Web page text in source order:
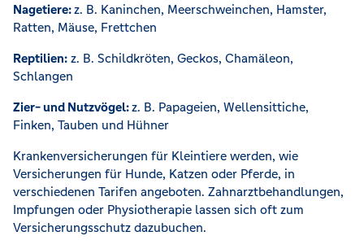
Nagetiere:z. B. Kaninchen, Meerschweinchen, Hamster,
Ratten, Mäuse, Frettchen
Reptilien: z. B. Schildkröten, Geckos, Chamäleon,
Schlangen
Zier- und Nutzvögel:z. B. Papageien, Wellensittiche,
Finken, Tauben und Hühner
Krankenversicherungen für Kleintiere werden, wie
Versicherungen für Hunde, Katzen oder Pferde, in
verschiedenen Tarifen angeboten. Zahnarztbehandlungen,
Impfungen oder Physiotherapie lassen sich oft zum
Versicherungsschutz dazubuchen.